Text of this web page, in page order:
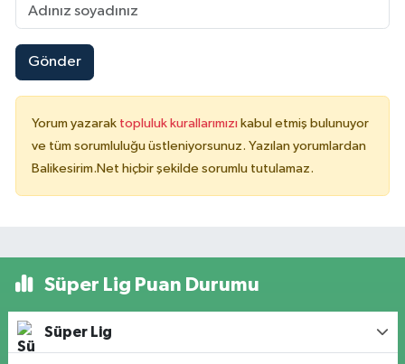
Gönder
Yorum yazarak topluluk kurallarımızı kabul etmiş bulunuyor
ve tüm sorumluluğu üstleniyorsunuz. Yazılan yorumlardan
Balikesirim.Net hiçbir şekilde sorumlu tutulamaz.
Süper Lig Puan Durumu
Süper Lig